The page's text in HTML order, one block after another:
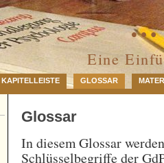
…
Eine
KAPITELLEISTE GLOSSAR
Glossar
In diesem Glossar
Schlüsselbegriffe der